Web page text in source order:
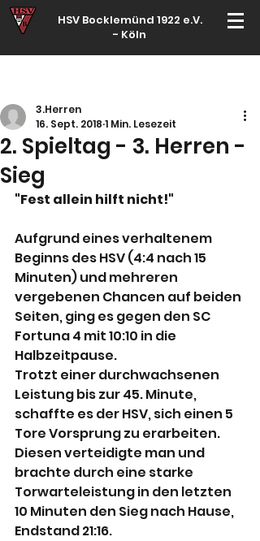
HSV Bocklemünd 1922 e.V.
- Köln
2. Spieltag - 3. Herren -
Sieg
3.Herren
16. Sept. 2018 1 Min. Lesezeit
"Fest allein hilft nicht!"
Aufgrund eines verhaltenem
Beginns des HSV (4:4 nach 15
Minuten) und mehreren
vergebenen Chancen auf beiden
Seiten, ging es gegen den SC
Fortuna 4 mit 10:10 in die
Halbzeitpause.
Trotzt einer durchwachsenen
Leistung bis zur 45. Minute,
schaffte es der HSV, sich einen 5
Tore Vorsprung zu erarbeiten.
Diesen verteidigte man und
brachte durch eine starke
Torwarteleistung in den letzten
10 Minuten den Sieg nach Hause,
Endstand 21:16.